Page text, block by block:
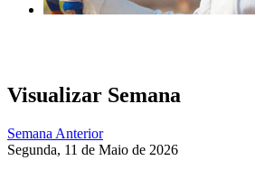
Visualizar Semana
Semana Anterior
Segunda, 11 de Maio de 2026